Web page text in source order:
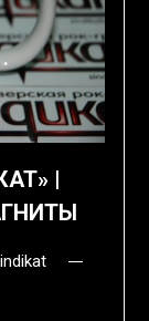
|